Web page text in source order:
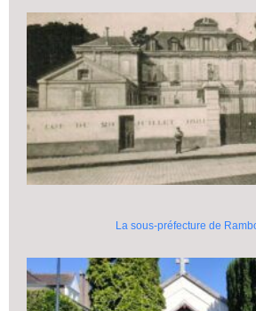
La sous-préfecture de